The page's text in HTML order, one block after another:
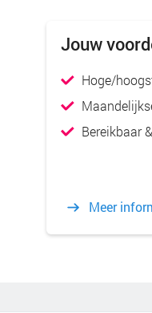
Jouw
Hoge/
Bereikbaar
Meer